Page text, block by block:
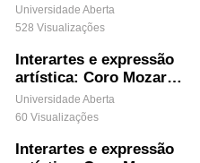
Universidade Aberta
528 Visualizações
Interartes e expressão
artística: Coro Mozart
& Another Brick In The
Wall
Universidade Aberta
60 Visualizações
Interartes e expressão